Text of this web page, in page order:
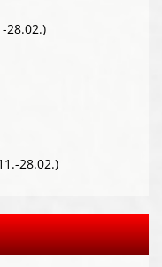
28.02.)
28.02.)